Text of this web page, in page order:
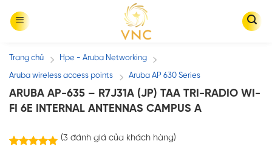
Trang chủ / Hpe - Aruba Networking /
Aruba wireless access points / Aruba AP 630 Series
ARUBA AP-635 – R7J31A (JP) TAA TRI-RADIO WI-
FI 6E INTERNAL ANTENNAS CAMPUS A
(3 đánh giá của khách hàng)